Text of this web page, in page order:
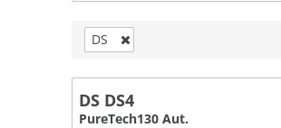
DS
DS DS4
PureTech130 Aut.